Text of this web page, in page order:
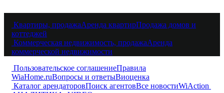
Квартиры, продажаАренда квартирПродажа домов и
коттеджей
Коммерческая недвижимость, продажаАренда
коммерческой недвижимости
Пользовательское соглашениеПравила
WiaHome.ruВопросы и ответыВиоценка
Каталог арендаторовПоиск агентовВсе новостиWiAction